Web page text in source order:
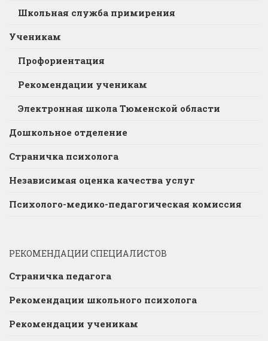
Школьная служба примирения
Ученикам
Профориентация
Рекомендации ученикам
Электронная школа Тюменской области
Дошкольное отделение
Страничка психолога
Независимая оценка качества услуг
Психолого-медико-педагогическая комиссия
РЕКОМЕНДАЦИИ СПЕЦИАЛИСТОВ
Страничка педагога
Рекомендации школьного психолога
Рекомендации ученикам